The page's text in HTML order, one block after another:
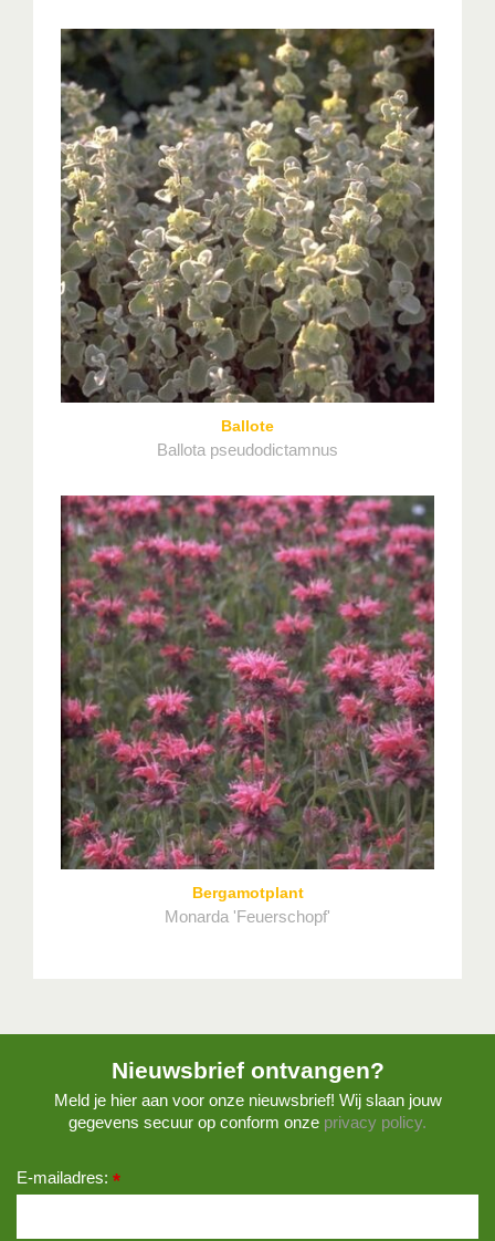
Ballote
Ballota pseudodictamnus
Bergamotplant
Monarda 'Feuerschopf'
Nieuwsbrief ontvangen?
Meld je hier aan voor onze nieuwsbrief! Wij slaan jouw
gegevens secuur op conform onze privacy policy.
E-mailadres: *